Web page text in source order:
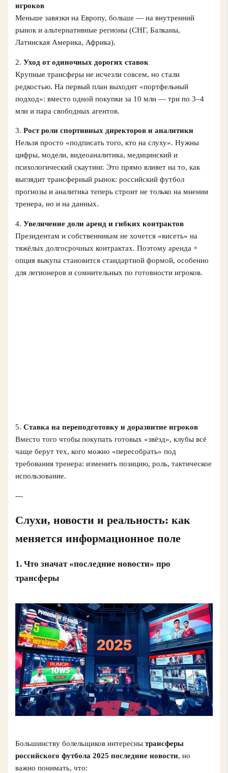
игроков
Меньше завязки на Европу, больше — на внутренний
рынок и альтернативные регионы (СНГ, Балканы,
Латинская Америка, Африка).
2.Уход от одиночных дорогих ставок
Крупные трансферы не исчезли совсем, но стали
редкостью. На первый план выходит «портфельный
подход»: вместо одной покупки за 10 млн — три по 3–4
млн и пара свободных агентов.
3.Рост роли спортивных директоров и аналитики
Нельзя просто «подписать того, кто на слуху». Нужны
цифры, модели, видеоаналитика, медицинский и
психологический скаутинг. Это прямо влияет на то, как
выглядит трансферный рынок: российский футбол
прогнозы и аналитика теперь строит не только на мнении
тренера, но и на данных.
4.Увеличение доли аренд и гибких контрактов
Президентам и собственникам не хочется «висеть» на
тяжёлых долгосрочных контрактах. Поэтому аренда +
опция выкупа становится стандартной формой, особенно
для легионеров и сомнительных по готовности игроков.
5.Ставка на переподготовку и доразвитие игроков
Вместо того чтобы покупать готовых «звёзд», клубы всё
чаще берут тех, кого можно «пересобрать» под
требования тренера: изменить позицию, роль, тактическое
использование.
---
Слухи, новости и реальность: как
меняется информационное поле
1. Что значат «последние новости» про
трансферы
Большинству болельщиков интереснытрансферы
российского футбола 2025 последние новости, но
важно понимать, что: